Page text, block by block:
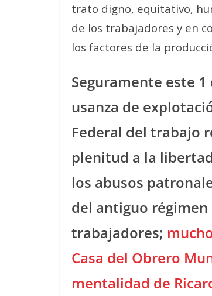
trato digno, equitativo,
de los trabajadores y en
los factores de la
Seguramente este
usanza de
Federal del trabajo
plenitud a la
los abusos
del antiguo
trabajadores;
Casa del Obrero
mentalidad de